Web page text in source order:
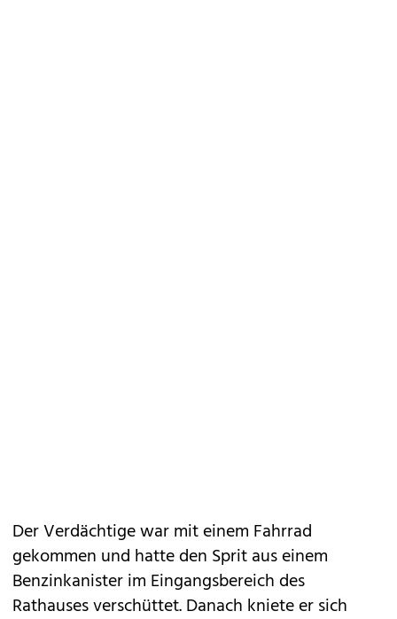
Der Verdächtige war mit einem Fahrrad
gekommen und hatte den Sprit aus einem
Benzinkanister im Eingangsbereich des
Rathauses verschüttet. Danach kniete er sich